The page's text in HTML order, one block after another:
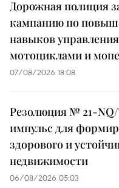
Дорожная полиция
кампанию по
навыков управления
мотоциклами и
07/08/2026 18:08
Резолюция № 21-
импульс для
здорового и
недвижимости
06/08/2026 05:03